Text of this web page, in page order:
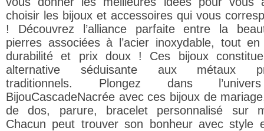
choisir les bijoux et accessoires qui vous
! Découvrez l’alliance parfaite entre la
pierres associées à l’acier inoxydable, tout
durabilité et prix doux ! Ces bijoux
alternative séduisante aux métaux
traditionnels. Plongez dans
BijouCascadeNacrée avec ces bijoux de
de dos, parure, bracelet personnalisé sur
Chacun peut trouver son bonheur avec style